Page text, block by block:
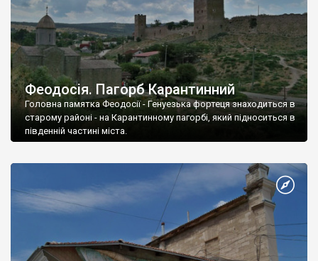
Феодосія. Пагорб Карантинний
Головна памятка Феодосії - Генуезька фортеця знаходиться в
старому районі - на Карантинному пагорбі, який підноситься в
південній частині міста.